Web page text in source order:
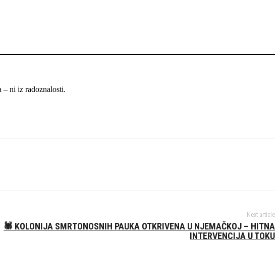
– ni iz radoznalosti.
Next article
🕷️ KOLONIJA SMRTONOSNIH PAUKA OTKRIVENA U NJEMAČKOJ – HITNA
INTERVENCIJA U TOKU